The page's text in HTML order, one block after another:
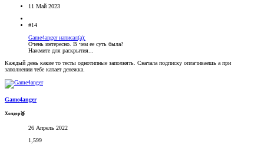
11 Май 2023
#14
Game4anger написал(а):
Очень интересно. В чем ее суть была?
Нажмите для раскрытия...
Каждый день какие то тесты однотипные заполнять. Сначала подписку оплачиваешь а при
заполнении тебе капает денежка.
Game4anger
Холдер🥉
26 Апрель 2022
1,599